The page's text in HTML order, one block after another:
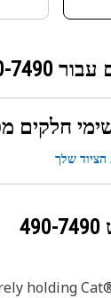
עבור 7490
חלקים
שלך
490-7490
holding